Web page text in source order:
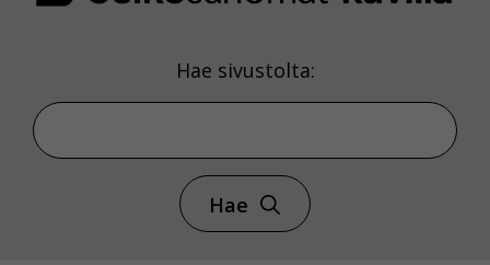
Hae sivustolta:
Hae